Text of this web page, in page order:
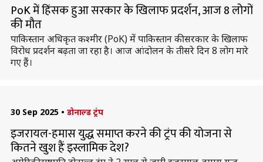
PoK में हिंसक हुआ सरकार के खिलाफ प्रदर्शन, आज 8 लोगों
की मौत
पाकिस्तान अधिकृत कश्मीर (PoK) में पाकिस्तान की सरकार के खिलाफ
विरोध प्रदर्शन बढ़ता जा रहा है। आज आंदोलन के तीसरे दिन 8 लोग मारे
गए हैं।
30 Sep 2025 • डोनाल्ड ट्रंप
इजरायल-हमास युद्ध समाप्त करने की ट्रंप की योजना से
कितने खुश हैं इस्लामिक देश?